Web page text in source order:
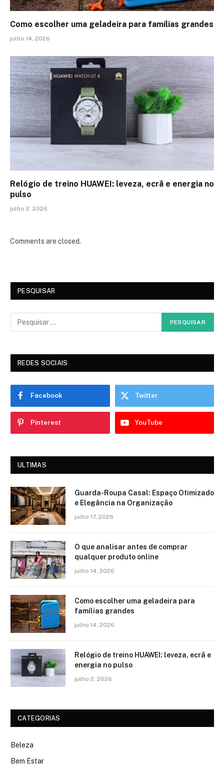
Como escolher uma geladeira para famílias grandes
julho 14, 2026
Relógio de treino​ HUAWEI: leveza, ecrã e energia no
pulso
julho 2, 2026
Comments are closed.
PESQUISAR
REDES SOCIAIS
Facebook Twitter
Pinterest YouTube
ULTIMAS
Guarda-Roupa Casal: Espaço Otimizado
e Elegância na Organização
julho 17, 2026
O que analisar antes de comprar
qualquer produto online
julho 14, 2026
Como escolher uma geladeira para
famílias grandes
julho 14, 2026
Relógio de treino​ HUAWEI: leveza, ecrã e
energia no pulso
julho 2, 2026
CATEGORIAS
Beleza
Bem Estar